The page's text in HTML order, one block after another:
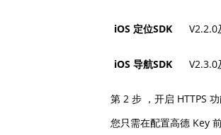
iOS 定位SDK
iOS 导航SDK
第 2 步 ，开启 HTTPS
您只需在配置高德 Key